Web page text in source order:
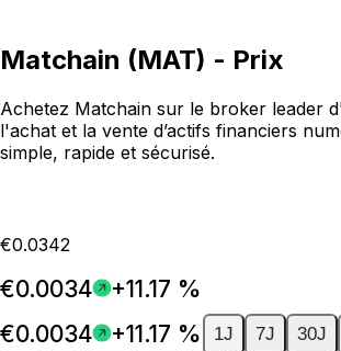
Matchain (MAT) - Prix
Achetez Matchain sur le broker leader
l'achat et la vente d’actifs financiers
simple, rapide et sécurisé.
€0.0342
€0.0034
+11.17 %
€0.0034
+11.17 % 1J 7J 30J